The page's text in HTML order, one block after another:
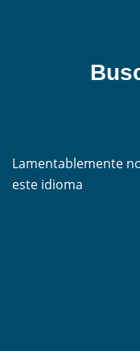
Lamentablemente
este idioma